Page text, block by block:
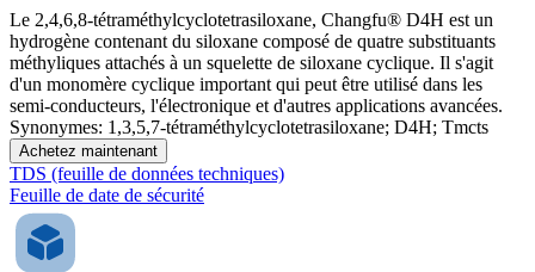
Le 2,4,6,8-tétraméthylcyclotetrasiloxane, Changfu® D4H est un
hydrogène contenant du siloxane composé de quatre substituants
méthyliques attachés à un squelette de siloxane cyclique. Il s'agit
d'un monomère cyclique important qui peut être utilisé dans les
semi-conducteurs, l'électronique et d'autres applications avancées.
Synonymes: 1,3,5,7-tétraméthylcyclotetrasiloxane; D4H; Tmcts
Achetez maintenant
TDS (feuille de données techniques)
Feuille de date de sécurité